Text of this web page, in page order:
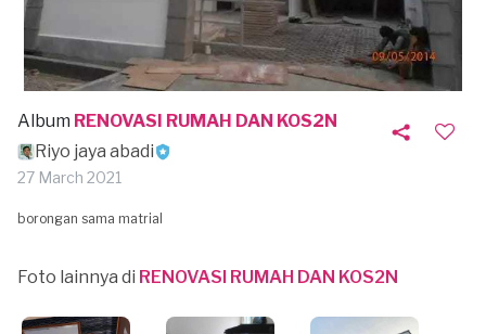
Album RENOVASI RUMAH DAN KOS2N
Riyo jaya abadi
27 March 2021
borongan sama matrial
Foto lainnya di RENOVASI RUMAH DAN KOS2N